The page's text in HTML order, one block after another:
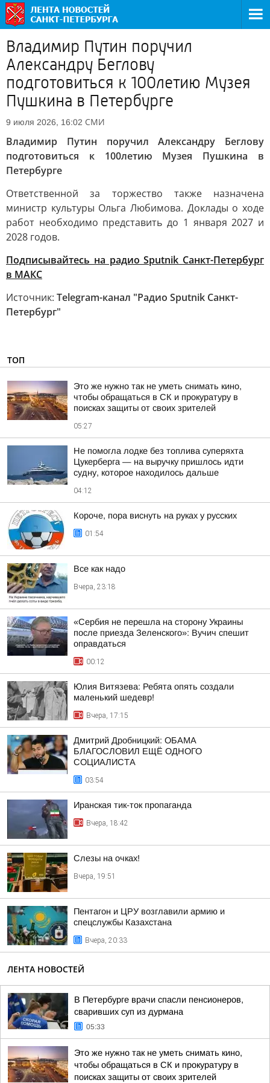
Владимир Путин поручил
Александру Беглову
подготовиться к 100летию Музея
Пушкина в Петербурге
9 июля 2026, 16:02 СМИ
Владимир Путин поручил Александру Беглову
подготовиться к 100летию Музея Пушкина в
Петербурге
Ответственной за торжество также назначена
министр культуры Ольга Любимова. Доклады о ходе
работ необходимо представить до 1 января 2027 и
2028 годов.
Подписывайтесь на радио Sputnik Санкт-Петербург
в МАКС
Источник: Telegram-канал "Радио Sputnik Санкт-
Петербург"
ТОП
Это же нужно так не уметь снимать кино,
чтобы обращаться в СК и прокуратуру в
поисках защиты от своих зрителей
05:27
Не помогла лодке без топлива суперяхта
Цукерберга — на выручку пришлось идти
судну, которое находилось дальше
04:12
Короче, пора виснуть на руках у русских
01:54
Все как надо
Вчера, 23:18
«Сербия не перешла на сторону Украины
после приезда Зеленского»: Вучич спешит
оправдаться
00:12
Юлия Витязева: Ребята опять создали
маленький шедевр!
Вчера, 17:15
Дмитрий Дробницкий: ОБАМА
БЛАГОСЛОВИЛ ЕЩЁ ОДНОГО
СОЦИАЛИСТА
03:54
Иранская тик-ток пропаганда
Вчера, 18:42
Слезы на очках!
Вчера, 19:51
Пентагон и ЦРУ возглавили армию и
спецслужбы Казахстана
Вчера, 20:33
ЛЕНТА НОВОСТЕЙ
В Петербурге врачи спасли пенсионеров,
сваривших суп из дурмана
05:33
Это же нужно так не уметь снимать кино,
чтобы обращаться в СК и прокуратуру в
поисках защиты от своих зрителей